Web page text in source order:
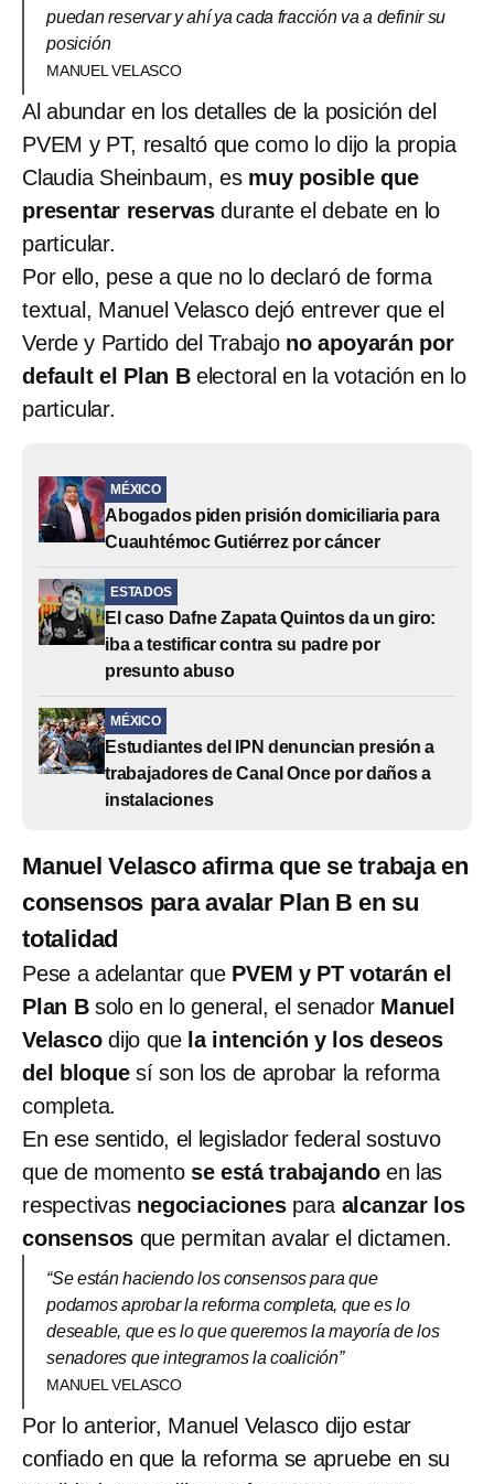
puedan reservar y ahí ya cada fracción va a definir su
posición
MANUEL VELASCO
Al abundar en los detalles de la posición del
PVEM y PT, resaltó que como lo dijo la propia
Claudia Sheinbaum, es muy posible que
presentar reservas durante el debate en lo
particular.
Por ello, pese a que no lo declaró de forma
textual, Manuel Velasco dejó entrever que el
Verde y Partido del Trabajo no apoyarán por
default el Plan Belectoral en la votación en lo
particular.
MÉXICO
Abogados piden prisión domiciliaria para
Cuauhtémoc Gutiérrez por cáncer
ESTADOS
El caso Dafne Zapata Quintos da un giro:
iba a testificar contra su padre por
presunto abuso
MÉXICO
Estudiantes del IPN denuncian presión a
trabajadores de Canal Once por daños a
instalaciones
Manuel Velasco afirma que se trabaja en
consensos para avalar Plan B en su
totalidad
Pese a adelantar que PVEM y PT votarán el
Plan Bsolo en lo general, el senador Manuel
Velascodijo que la intención y los deseos
del bloquesí son los de aprobar la reforma
completa.
En ese sentido, el legislador federal sostuvo
que de momento se está trabajando en las
respectivas negociacionespara alcanzar los
consensos que permitan avalar el dictamen.
“Se están haciendo los consensos para que
podamos aprobar la reforma completa, que es lo
deseable, que es lo que queremos la mayoría de los
senadores que integramos la coalición”
MANUEL VELASCO
Por lo anterior, Manuel Velasco dijo estar
confiado en que la reforma se apruebe en su